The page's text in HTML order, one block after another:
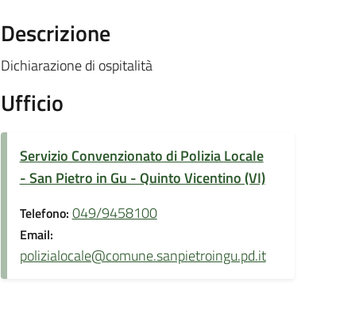
Descrizione
Dichiarazione di ospitalità
Ufficio
Servizio Convenzionato di Polizia Locale
- San Pietro in Gu - Quinto Vicentino (VI)
Telefono: 049/9458100
Email:
polizialocale@comune.sanpietroingu.pd.it